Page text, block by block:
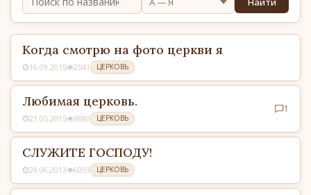
Когда смотрю на фото церкви я
16.09.2015 2541 ЦЕРКОВЬ
Любимая церковь.
21.05.2015 3880 ЦЕРКОВЬ
1
СЛУЖИТЕ ГОСПОДУ!
28.06.2013 6093 ЦЕРКОВЬ